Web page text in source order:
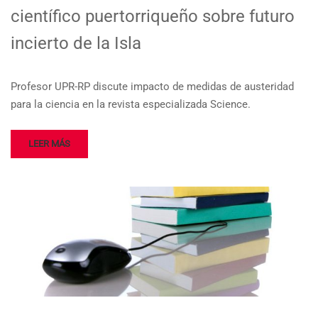
científico puertorriqueño sobre futuro
incierto de la Isla
Profesor UPR-RP discute impacto de medidas de austeridad
para la ciencia en la revista especializada Science.
LEER MÁS